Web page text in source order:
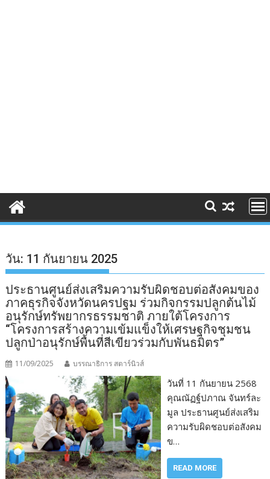
วัน: 11 กันยายน 2025
ประธานศูนย์ส่งเสริมความรับผิดชอบต่อสังคมของ
ภาคธุรกิจจังหวัดนครปฐม ร่วมกิจกรรมปลูกต้นไม้
อนุรักษ์ทรัพยากรธรรมชาติ ภายใต้โครงการ
“โครงการสร้างความเข้มแข็งให้เศรษฐกิจชุมชน
ปลูกป่าอนุรักษ์พื้นที่สีเขียวร่วมกับพันธมิตร”
11/09/2025 บรรณาธิการ สตาร์นิวส์
วันที่ 11 กันยายน 2568
คุณณัฏฐ์ปภาณ จันทร์ละ
มูล ประธานศูนย์ส่งเสริม
ความรับผิดชอบต่อสังคม
ข…
READ MORE